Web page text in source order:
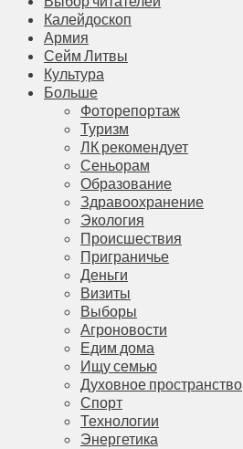
Калейдоскоп
Армия
Сейм Литвы
Культура
Больше
Фоторепортаж
Туризм
ЛК рекомендует
Сеньорам
Образование
Здравоохранение
Экология
Происшествия
Приграничье
Деньги
Визиты
Выборы
Агроновости
Едим дома
Ищу семью
Духовное пространство
Спорт
Технологии
Энергетика